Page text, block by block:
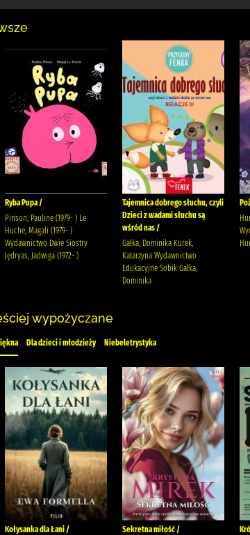
Ryba Pupa /
Pinson, Pauline (1979- ) Le
Huche, Magali (1979- )
Wydawnictwo Dwie Siostry
Jędryas, Jadwiga (1972- )
Tajemnica dobrego słuchu, czyli
Dzieci z wadami słuchu są
wśród nas /
Gałka, Dominika Kurek,
Katarzyna Wydawnictwo
Edukacyjne Sobik Gałka,
Dominika
wypożyczane
Dla dzieci i młodzieży Niebeletrystyka
Kołysanka dla Łani /
Sekretna miłość /